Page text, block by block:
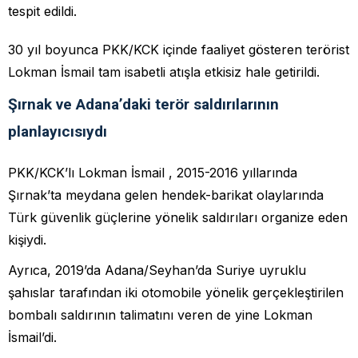
tespit edildi.
30 yıl boyunca PKK/KCK içinde faaliyet gösteren terörist
Lokman İsmail tam isabetli atışla etkisiz hale getirildi.
Şırnak ve Adana’daki terör saldırılarının
planlayıcısıydı
PKK/KCK’lı Lokman İsmail , 2015-2016 yıllarında
Şırnak’ta meydana gelen hendek-barikat olaylarında
Türk güvenlik güçlerine yönelik saldırıları organize eden
kişiydi.
Ayrıca, 2019’da Adana/Seyhan’da Suriye uyruklu
şahıslar tarafından iki otomobile yönelik gerçekleştirilen
bombalı saldırının talimatını veren de yine Lokman
İsmail’di.